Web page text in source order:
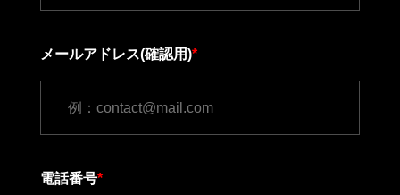
メールアドレス(確認用)*
電話番号*